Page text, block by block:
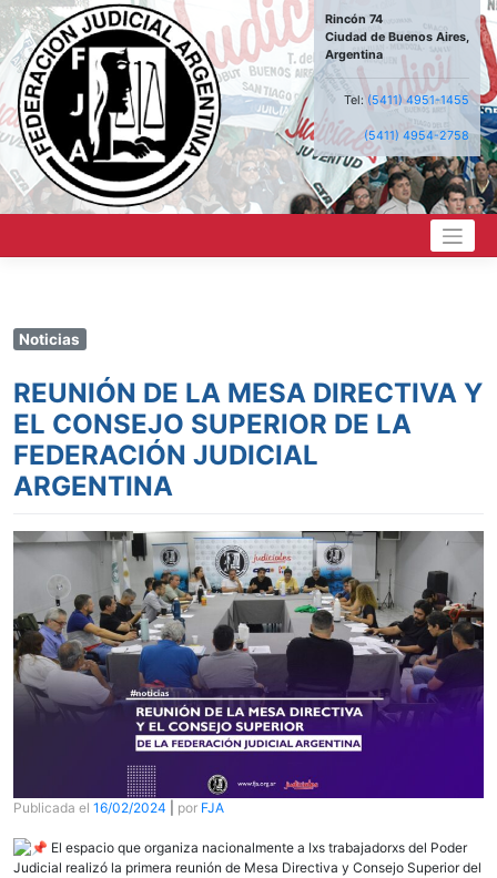
Saltar
contenido
Rincón 74
Ciudad de Buenos Aires,
Argentina
Tel:(5411) 4951-1455
(5411) 4954-2758
Noticias
REUNIÓN DE LA MESA DIRECTIVA Y
EL CONSEJO SUPERIOR DE LA
FEDERACIÓN JUDICIAL
ARGENTINA
Publicada el 16/02/2024 por FJA
El espacio que organiza nacionalmente a lxs trabajadorxs del Poder
Judicial realizó la primera reunión de Mesa Directiva y Consejo Superior del